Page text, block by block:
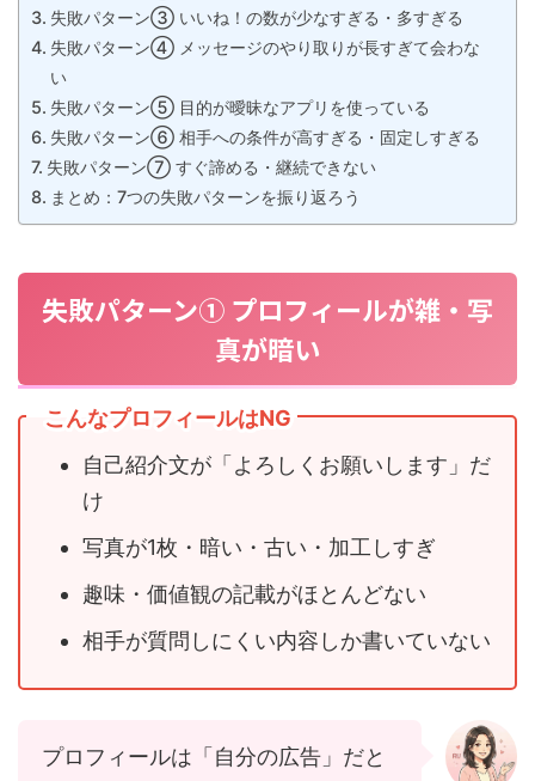
失敗パターン③ いいね！の数が少なすぎる・多すぎる
失敗パターン④ メッセージのやり取りが長すぎて会わな
い
失敗パターン⑤ 目的が曖昧なアプリを使っている
失敗パターン⑥ 相手への条件が高すぎる・固定しすぎる
失敗パターン⑦ すぐ諦める・継続できない
まとめ：7つの失敗パターンを振り返ろう
失敗パターン① プロフィールが雑・写
真が暗い
こんなプロフィールはNG
自己紹介文が「よろしくお願いします」だ
け
写真が1枚・暗い・古い・加工しすぎ
趣味・価値観の記載がほとんどない
相手が質問しにくい内容しか書いていない
プロフィールは「自分の広告」だと